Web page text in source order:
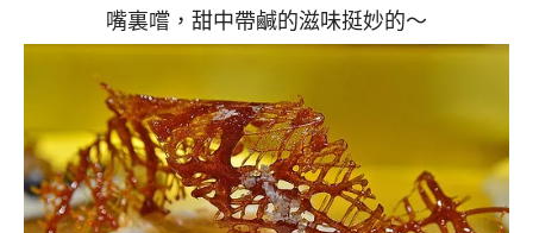
嘴裏嚐，甜中帶鹹的滋味挺妙的～